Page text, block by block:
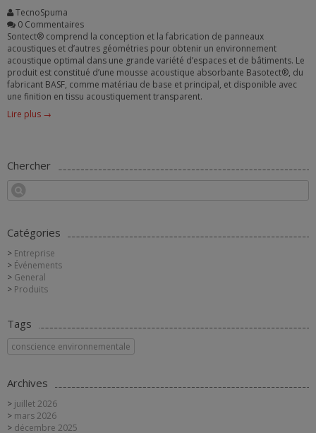
TecnoSpuma
0 Commentaires
Sontect® comprend la conception et la fabrication de panneaux
acoustiques et d’autres géométries pour obtenir un environnement
acoustique optimal dans une grande variété d’espaces et de bâtiments. Le
produit est constitué d’une mousse acoustique absorbante Basotect®, du
fabricant BASF, comme matériau de base et principal, et disponible avec
une finition en tissu acoustiquement transparent.
Lire plus →
Chercher
Catégories
Entreprise
Événements
General
Produits
Tags
conscience environnementale
Archives
juillet 2026
mars 2026
décembre 2025